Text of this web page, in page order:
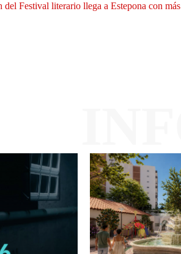
del Festival literario llega a Estepona con